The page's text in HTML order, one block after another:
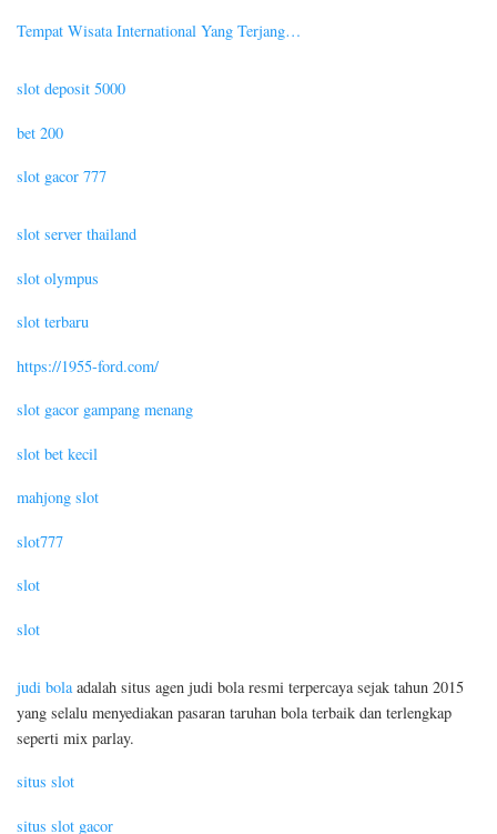
Tempat Wisata International Yang Terjang…
slot deposit 5000
bet 200
slot gacor 777
slot server thailand
slot olympus
slot terbaru
https://1955-ford.com/
slot gacor gampang menang
slot bet kecil
mahjong slot
slot777
slot
slot
judi bola adalah situs agen judi bola resmi terpercaya sejak tahun 2015
yang selalu menyediakan pasaran taruhan bola terbaik dan terlengkap
seperti mix parlay.
situs slot
situs slot gacor